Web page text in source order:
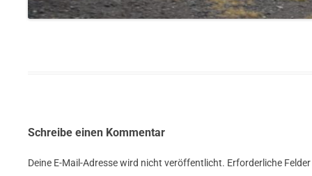
Schreibe einen Kommentar
Deine E-Mail-Adresse wird nicht veröffentlicht. Erforderliche